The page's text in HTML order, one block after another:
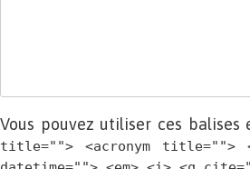
Vous pouvez utiliser ces
title=""> <acronym title="">